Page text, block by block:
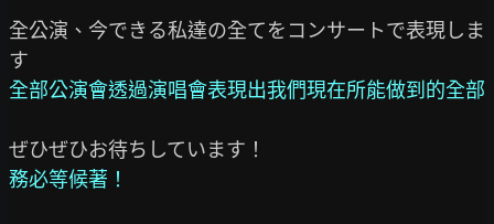
全公演、今できる私達の全てをコンサートで表現しま
全部公演會透過演唱會表現出我們現在所能做到的全部
務必等候著！